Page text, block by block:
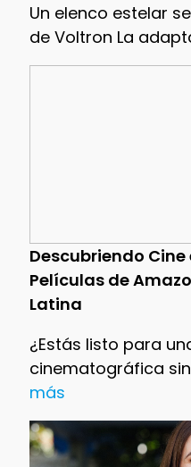
Un elenco estelar
de Voltron La
Descubriendo Cine
Películas de
Latina
¿Estás listo para
cinematográfica
más